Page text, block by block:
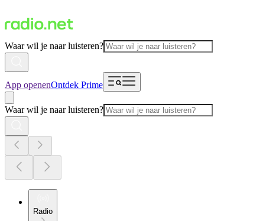
Waar wil je naar luisteren?
App openenOntdek Prime
Waar wil je naar luisteren?
Radio